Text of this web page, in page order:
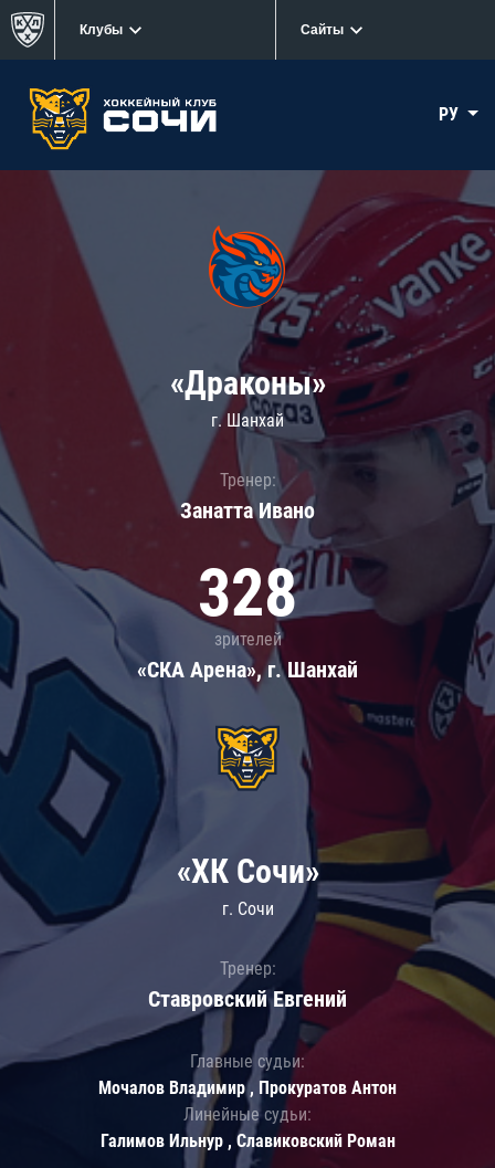
Клубы Сайты
РУ
«Драконы»
г. Шанхай
Тренер:
Занатта Иванo
328
зрителей
«СКА Арена», г. Шанхай
«ХК Сочи»
г. Сочи
Тренер:
Ставровский Евгений
Главные судьи:
Мочалов Владимир , Прокуратов Антон
Линейные судьи:
Галимов Ильнур , Славиковский Роман